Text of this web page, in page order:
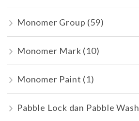
Monomer Group (59)
Monomer Mark (10)
Monomer Paint (1)
Pabble Lock dan Pabble Wash